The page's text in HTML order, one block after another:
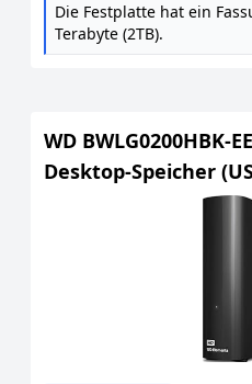
Die Festplatte hat ein
Terabyte (2TB).
WD BWLG0200HBK-
Desktop-Speicher
Zusatzspeicher für